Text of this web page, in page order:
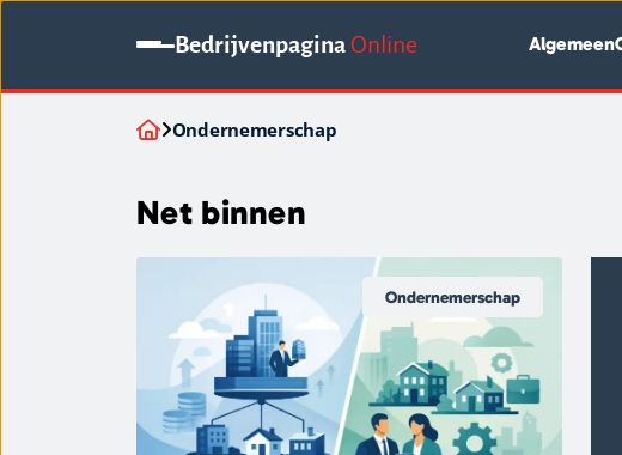
BedrijvenpaginaOnline Algemeen
Ondernemerschap
Net binnen
Ondernemerschap